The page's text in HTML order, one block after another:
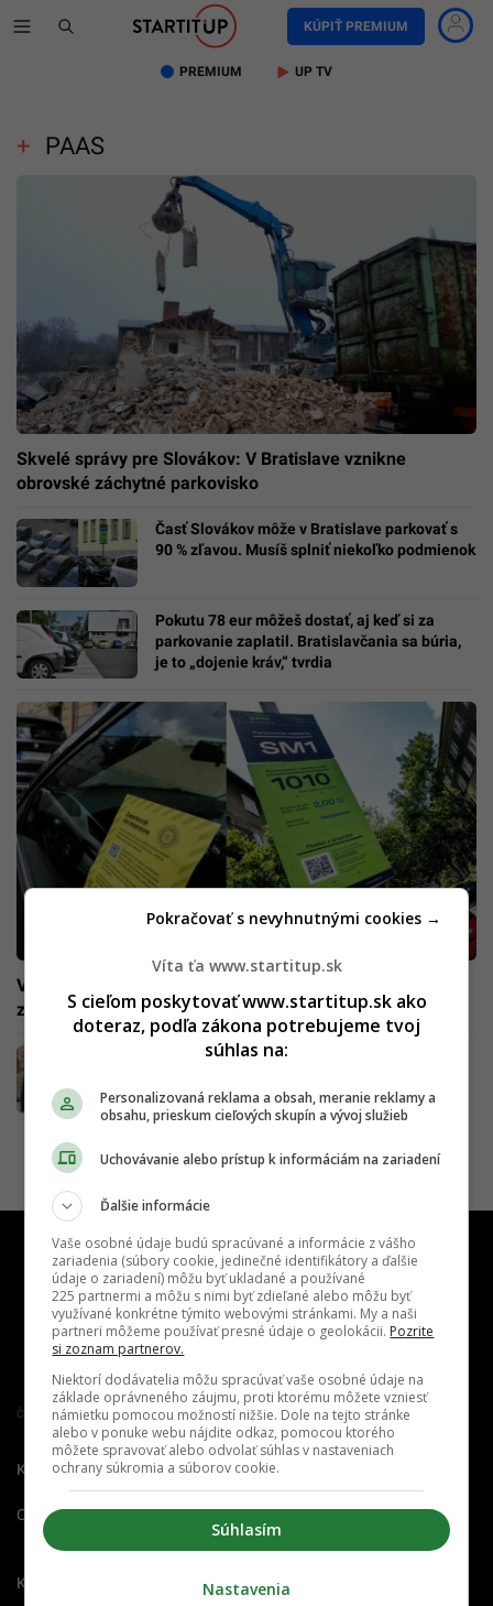
KÚPIŤ PREMIUM
PREMIUM UP TV
PAAS
Skvelé správy pre Slovákov: V Bratislave vznikne
obrovské záchytné parkovisko
Časť Slovákov môže v Bratislave parkovať s
90 % zľavou. Musíš splniť niekoľko podmienok
Pokutu 78 eur môžeš dostať, aj keď si za
parkovanie zaplatil. Bratislavčania sa búria,
je to „dojenie kráv,“ tvrdia
Veľký výpadok systémov: V Bratislave dnes parkuješ
zadarmo do tejto hodiny
Veľké zmeny v parkovaní v Bratislave: PAAS
Člen združenia IAB Slovakia
Kontakt Inzercia
O nás Redakcia
Nahlásiť
Kariéra
Víta ťa www.startitup.sk
S cieľom poskytovať www.startitup.sk ako
doteraz, podľa zákona potrebujeme tvoj
súhlas na:
Personalizovaná reklama a obsah, meranie reklamy a
obsahu, prieskum cieľových skupín a vývoj služieb
Uchovávanie alebo prístup k informáciám na zariadení
Ďalšie informácie
Vaše osobné údaje budú spracúvané a informácie z vášho
zariadenia (súbory cookie, jedinečné identifikátory a ďalšie
údaje o zariadení) môžu byť ukladané a používané
225 partnermi a môžu s nimi byť zdieľané alebo môžu byť
využívané konkrétne týmito webovými stránkami. My a naši
partneri môžeme používať presné údaje o geolokácii. Pozrite
si zoznam partnerov.
Niektorí dodávatelia môžu spracúvať vaše osobné údaje na
základe oprávneného záujmu, proti ktorému môžete vzniesť
námietku pomocou možností nižšie. Dole na tejto stránke
alebo v ponuke webu nájdite odkaz, pomocou ktorého
môžete spravovať alebo odvolať súhlas v nastaveniach
ochrany súkromia a súborov cookie.
Súhlasím
Pokračovať s nevyhnutnými cookies →
Nastavenia